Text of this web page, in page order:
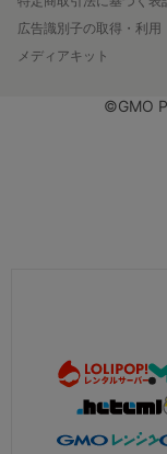
広告識別子の取得・利用
メディアキット
©GMO